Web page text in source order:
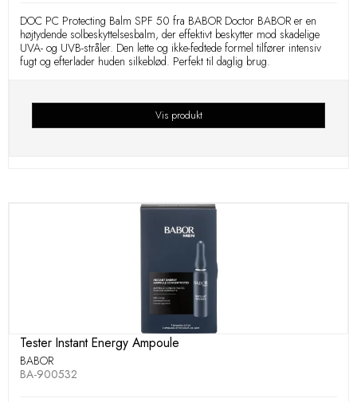
DOC PC Protecting Balm SPF 50 fra BABOR Doctor BABOR er en
højtydende solbeskyttelsesbalm, der effektivt beskytter mod skadelige
UVA- og UVB-stråler. Den lette og ikke-fedtede formel tilfører intensiv
fugt og efterlader huden silkeblød. Perfekt til daglig brug.
Vis produkt
Tester Instant Energy Ampoule
BABOR
BA-900532